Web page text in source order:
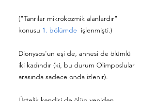
("Tanrılar mikrokozmik alanlardır"
konusu 1. bölümde işlenmişti.)
Dionysos'un eşi de, annesi de ölümlü
iki kadındır (ki, bu durum Olimposlular
arasında sadece onda izlenir).